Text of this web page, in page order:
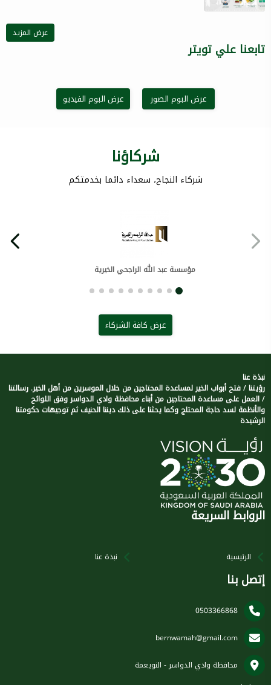
عرض المزيد
تابعنا علي تويتر
عرض البوم الصور عرض البوم الفيديو
شركاؤنا
شركاء النجاح، سعداء دائما بخدمتكم
مؤسسة عبد الله الراجحي الخيرية
عرض كافة الشركاء
نبذة عنا
رؤيتنا / فتح أبواب الخير لمساعدة المحتاجين من خلال الموسرين من أهل الخير. رسالتنا
/ العمل على مساعدة المحتاجين من أبناء محافظة وادي الدواسر وفق اللوائح
والأنظمة لسد حاجة المحتاج وكما يحثنا على ذلك ديننا الحنيف ثم توجيهات حكومتنا
الرشيدة
الروابط السريعة
الرئيسية نبذة عنا
إتصل بنا
0503366868
bernwamah@gmail.com
محافظة وادي الدواسر - النويعمة